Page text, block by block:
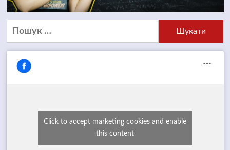
Пошук:
Click to accept marketing cookies and enable
this content